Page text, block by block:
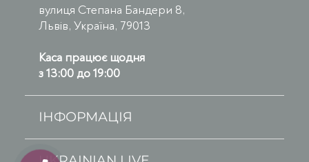
вулиця Степана Бандери 8,
Львів, Україна, 79013
Каса працює щодня
з 13:00 до 19:00
ІНФОРМАЦІЯ